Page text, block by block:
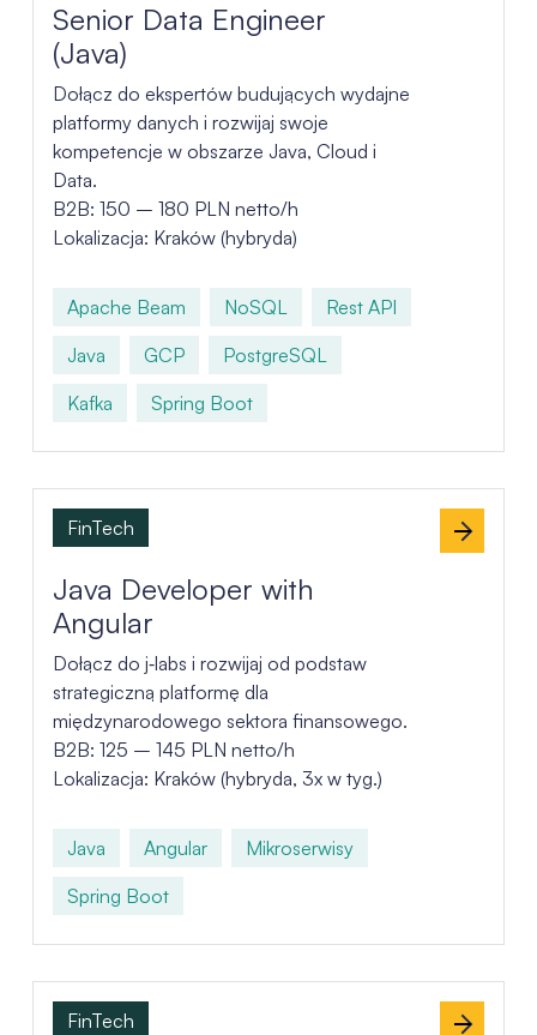
Senior Data Engineer
(Java)
Dołącz do ekspertów budujących wydajne
platformy danych i rozwijaj swoje
kompetencje w obszarze Java, Cloud i
Data.
B2B: 150 – 180 PLN netto/h
Lokalizacja: Kraków (hybryda)
Apache Beam NoSQL
Rest API
Java
GCP
PostgreSQL
Kafka
Spring Boot
Java Developer with
Angular
Dołącz do j‑labs i rozwijaj od podstaw
strategiczną platformę dla
międzynarodowego sektora finansowego.
B2B: 125 – 145 PLN netto/h
Lokalizacja: Kraków (hybryda, 3x w tyg.)
FinTech
Java Angular
Mikroserwisy
Spring Boot
FinTech